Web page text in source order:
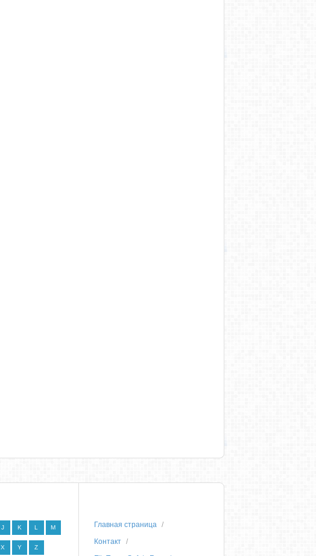
J K L M
X Y Z
Главная страница
Контакт